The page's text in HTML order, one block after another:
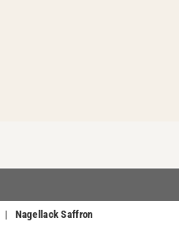
| Nagellack Saffron